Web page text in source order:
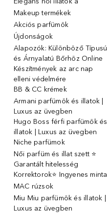
Makeup termékek
Akciós parfümök
Újdonságok
Alapozók: Különböző Típusú
és Árnyalatú Bőrhöz Online
Készítmények az arc nap
elleni védelmére
BB & CC krémek
Armani parfümök és illatok |
Luxus az üvegben
Hugo Boss férfi parfümök és
illatok | Luxus az üvegben
Niche parfümok
Női parfüm és illat szett ⭐
Garantált hitelesség
Korrektorok⭐ Ingyenes minta
MAC rúzsok
Miu Miu parfümök és illatok |
Luxus az üvegben